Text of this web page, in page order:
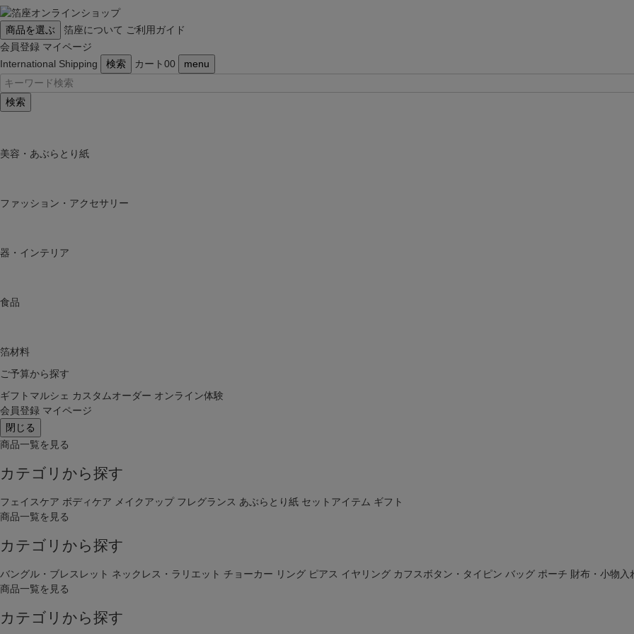
商品を選ぶ 箔座について ご利用ガイド
会員登録 マイページ
International Shipping
検索 カート00 menu
検索
美容・あぶらとり紙
ファッション・アクセサリー
器・インテリア
食品
箔材料
ご予算から探す
ギフトマルシェ カスタムオーダー オンライン体験
会員登録 マイページ
閉じる
商品一覧を見る
カテゴリから探す
フェイスケア ボディケア メイクアップ フレグランス あぶらとり紙 セットアイテム ギフト
商品一覧を見る
カテゴリから探す
バングル・ブレスレット ネックレス・ラリエット チョーカー リング ピアス イヤリング カフスボタン・タイピン バッグ ポーチ 財布・小物入
商品一覧を見る
カテゴリから探す